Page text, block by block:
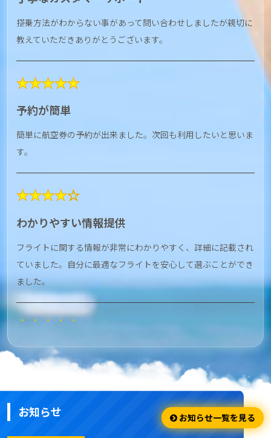
搭乗方法がわからない事があって問い合わせしましたが親切に
教えていただきありがとうございます。
★★★★★
予約が簡単
簡単に航空券の予約が出来ました。次回も利用したいと思いま
す。
★★★★☆
わかりやすい情報提供
フライトに関する情報が非常にわかりやすく、詳細に記載され
ていました。自分に最適なフライトを安心して選ぶことができ
ました。
★★★★★
安さ・お得
安くてお得に利用出来ました。
★★★★☆
お知らせ お知らせ一覧を見る